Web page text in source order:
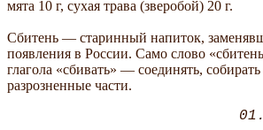
мята 10 г, сухая трава (зверобой) 20 г.
Сбитень — старинный напиток,
появления в России. Само слово
глагола «сбивать» — соединять,
разрозненные части.